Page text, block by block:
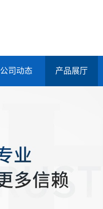
公司动态 产品展厅